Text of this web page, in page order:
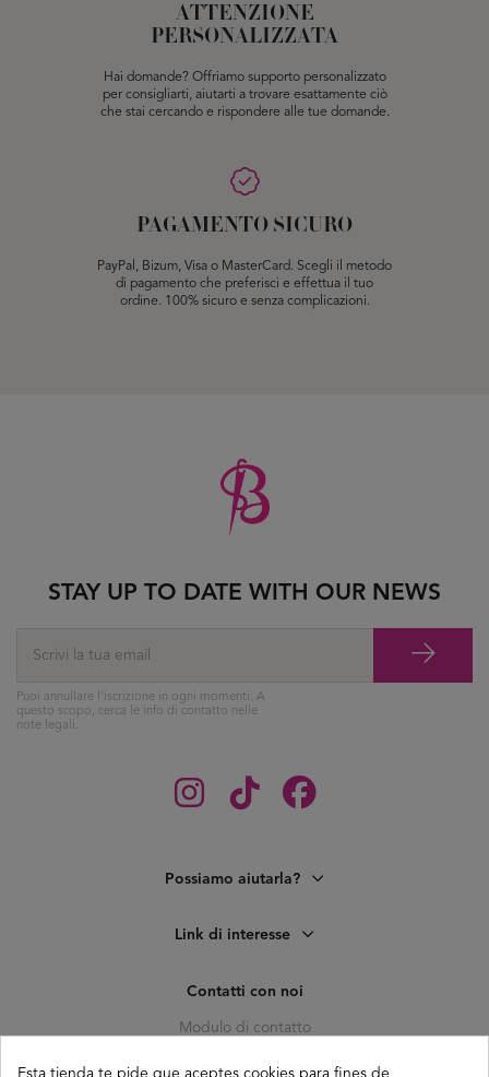
ATTENZIONE
PERSONALIZZATA
Hai domande? Offriamo supporto personalizzato
per consigliarti, aiutarti a trovare esattamente ciò
che stai cercando e rispondere alle tue domande.
PAGAMENTO SICURO
PayPal, Bizum, Visa o MasterCard. Scegli il metodo
di pagamento che preferisci e effettua il tuo
ordine. 100% sicuro e senza complicazioni.
Possiamo aiutarla?
Link di interesse
Contatti con noi
Modulo di contatto
C. Pagés del Corro, 133, b
STAY UP TO DATE WITH OUR NEWS
Puoi annullare l'iscrizione in ogni momenti. A
questo scopo, cerca le info di contatto nelle
note legali.